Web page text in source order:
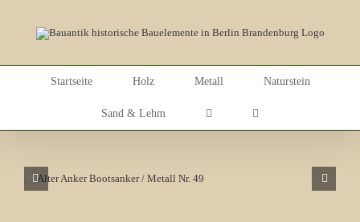
Startseite Holz Metall Naturstein
Sand & Lehm